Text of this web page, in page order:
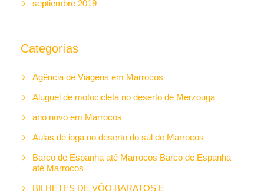
septiembre 2019
Categorías
Agência de Viagens em Marrocos
Aluguel de motocicleta no deserto de Merzouga
ano novo em Marrocos
Aulas de ioga no deserto do sul de Marrocos
Barco de Espanha até Marrocos Barco de Espanha
até Marrocos
BILHETES DE VÔO BARATOS E